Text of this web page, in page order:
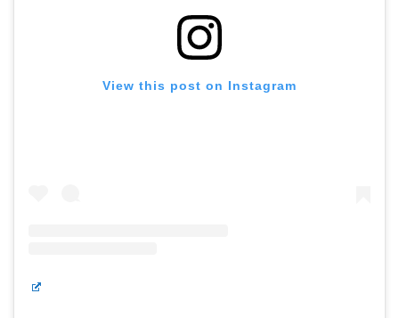
View this post on Instagram